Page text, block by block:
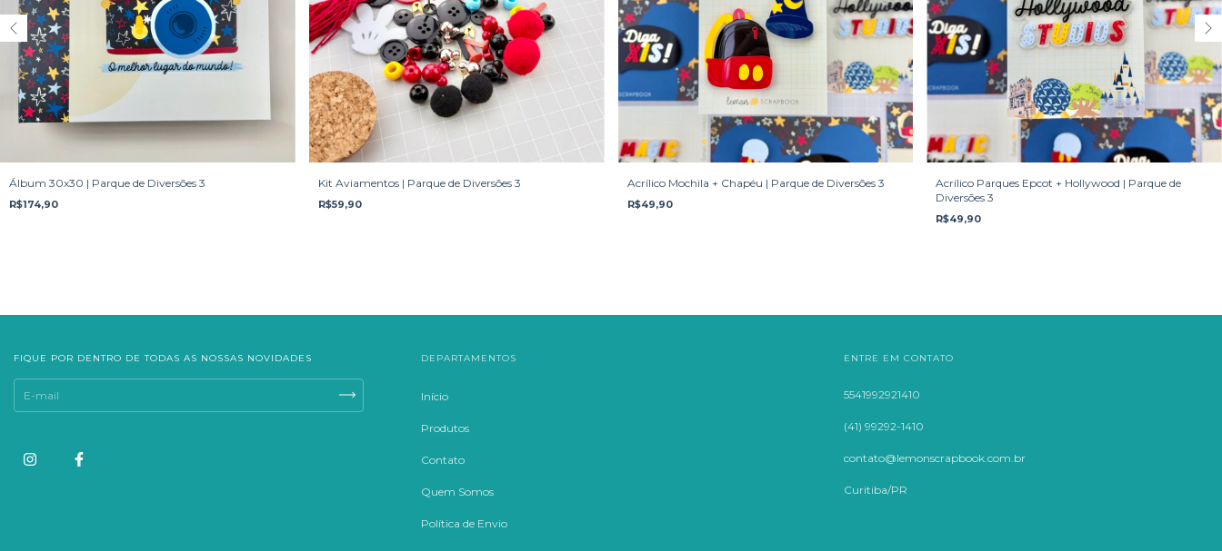
Álbum 30x30 | Parque de Diversões 3
R$174,90
Kit Aviamentos | Parque de Diversões 3
R$59,90
Acrílico Mochila + Chapéu | Parque de Diversões 3
R$49,90
Acrílico Parques Epcot + Hollywood | Parque de
Diversões 3
R$49,90
FIQUE POR DENTRO DE TODAS AS NOSSAS NOVIDADES DEPARTAMENTOS
Início
Produtos
Contato
Quem Somos
Política de Envio
ENTRE EM CONTATO
5541992921410
(41) 99292-1410
contato@lemonscrapbook.com.br
Curitiba/PR